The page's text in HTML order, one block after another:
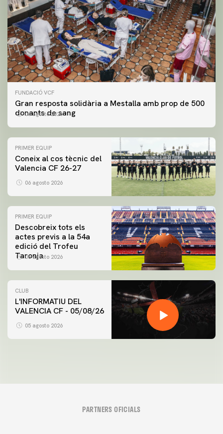
FUNDACIÓ VCF
Gran resposta solidària a Mestalla amb prop de 500
donants de sang
06 agosto 2026
PRIMER EQUIP
Coneix al cos tècnic del
Valencia CF 26-27
06 agosto 2026
PRIMER EQUIP
Descobreix tots els
actes previs a la 54a
edició del Trofeu
Taronja
06 agosto 2026
CLUB
L'INFORMATIU DEL
VALENCIA CF - 05/08/26
05 agosto 2026
PARTNERS OFICIALS